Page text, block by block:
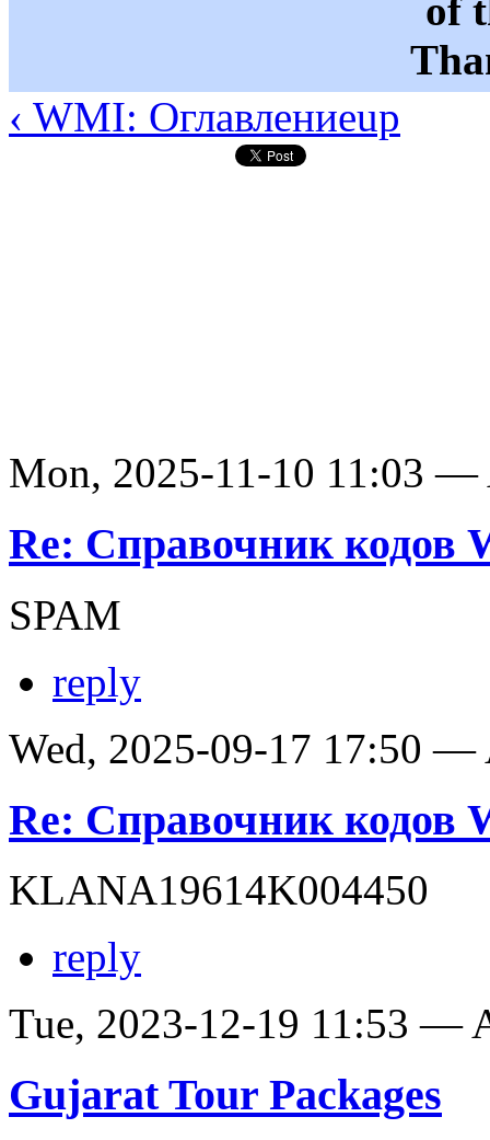
of
‹ WMI: Оглавлениеup
Mon, 2025-11-10 11:03 —
Re: Справочник кодов
SPAM
reply
Wed, 2025-09-17 17:50 —
Re: Справочник кодов
KLANA19614K004450
reply
Tue, 2023-12-19 11:53 —
Gujarat Tour Packages